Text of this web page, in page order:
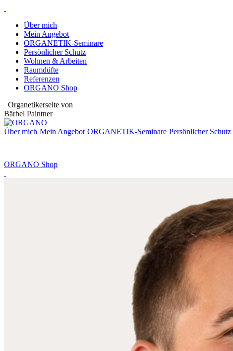
Über mich
Mein Angebot
ORGANETIK-Seminare
Persönlicher Schutz
Wohnen & Arbeiten
Raumdüfte
Referenzen
ORGANO Shop
Organetikerseite von
Bärbel Paintner
Über mich Mein Angebot ORGANETIK-Seminare Persönlicher Schutz
ORGANO Shop